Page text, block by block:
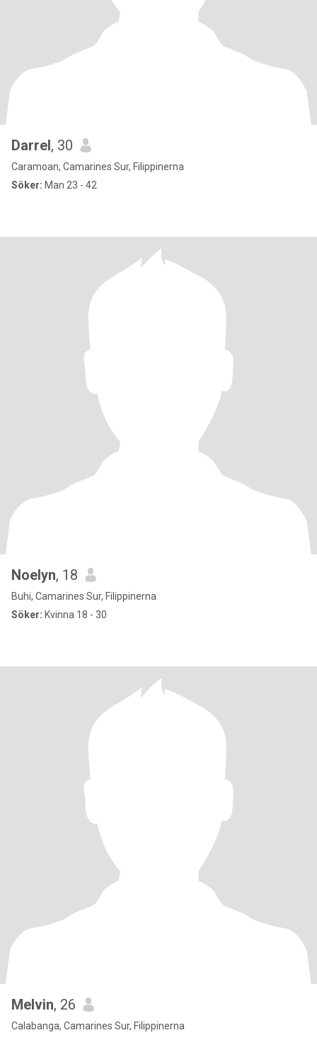
Darrel, 30
Caramoan, Camarines Sur, Filippinerna
Söker: Man 23 - 42
Noelyn, 18
Buhi, Camarines Sur, Filippinerna
Söker: Kvinna 18 - 30
Melvin, 26
Calabanga, Camarines Sur, Filippinerna